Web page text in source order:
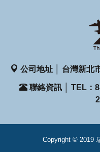
公司地址 │ 台灣新北
聯絡資訊 │ TEL：
Copyright © 2019